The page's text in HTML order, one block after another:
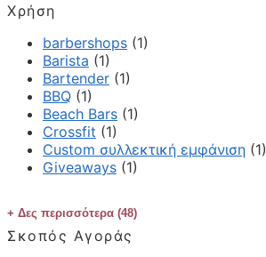
Χρήση
barbershops (1)
Barista (1)
Bartender (1)
BBQ (1)
Beach Bars (1)
Crossfit (1)
Custom συλλεκτική εμφάνιση (1)
Giveaways (1)
Δες περισσότερα (48)
Σκοπός Αγοράς